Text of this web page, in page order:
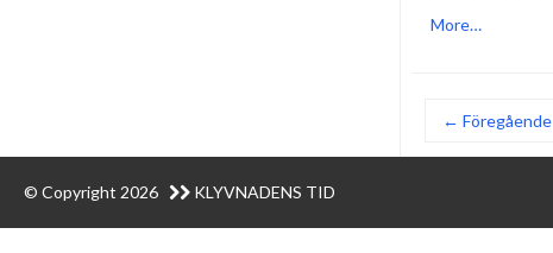
More…
← Föregående
© Copyright 2026 KLYVNADENS TID